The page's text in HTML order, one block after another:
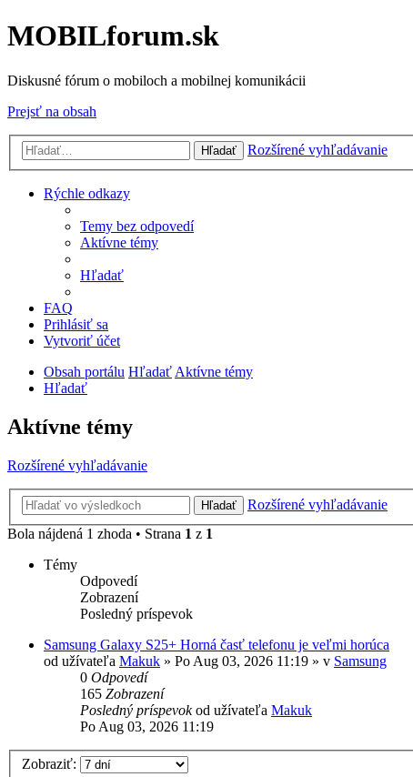
MOBILforum.sk
Diskusné fórum o mobiloch a mobilnej komunikácii
Prejsť na obsah
Hľadať Rozšírené vyhľadávanie
Rýchle odkazy
Temy bez odpovedí
Aktívne témy
Hľadať
FAQ
Prihlásiť sa
Vytvoriť účet
Obsah portálu HľadaťAktívne témy
Hľadať
Aktívne témy
Rozšírené vyhľadávanie
Hľadať
Rozšírené vyhľadávanie
Bola nájdená 1 zhoda • Strana 1 z 1
Témy
Odpovedí
Zobrazení
Posledný príspevok
Samsung Galaxy S25+ Horná časť telefonu je veľmi horúca
od užívateľa Makuk » Po Aug 03, 2026 11:19 » v Samsung
0 Odpovedí
165 Zobrazení
Posledný príspevokod užívateľa Makuk
Po Aug 03, 2026 11:19
Zobraziť: